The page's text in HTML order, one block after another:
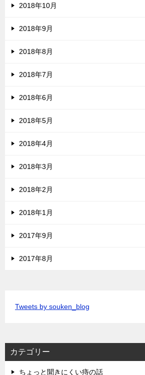
2018年10月
2018年9月
2018年8月
2018年7月
2018年6月
2018年5月
2018年4月
2018年3月
2018年2月
2018年1月
2017年9月
2017年8月
Tweets by souken_blog
カテゴリー
ちょっと聞きにくい痔の話